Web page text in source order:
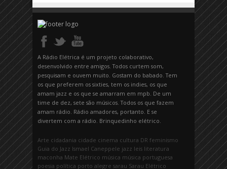
A Rádio Elétrica é um projeto colaborativo,
desenvolvido entre amigos. Todos curtem som,
pesquisam e ouvem muito. Gostam do babado. Tem
os que preferem os sixties, tem os indies, os que
amam jazz e os que se amarram em mpb. De um
time de dez, sete são músicos. Todos os que fazem
amam rádio. Rádio amadores, portanto. E se
divertem com a rádio. Brinquedinho elétrico.
Arte cidadania cidade cinema cultura DR feminismo
Guia do Jazz Ismael Caneppele jazz leis literatura
maconha Mate Elétrico música música portuguesa
poesia política porto alegre sarau Sarau Elétrico